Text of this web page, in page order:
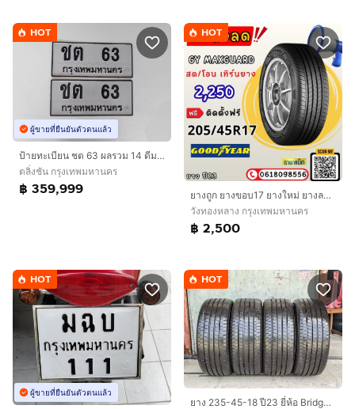
HOT
ผู้ขายที่ยืนยันตัวตนแล้ว
ป้ายทะเบียน ชต 63 ผลรวม 14 ดีมากเจ้าของขายเอง ป้ายทะเบียนสวย บวกได้ 9
ตลิ่งชัน กรุงเทพมหานคร
฿ 359,999
HOT
ยางถูก ยางขอบ17 ยางใหม่ ยางลาดพร้าว ราชาแม็ก
วังทองหลาง กรุงเทพมหานคร
฿ 2,500
HOT
ผู้ขายที่ยืนยันตัวตนแล้ว
HOT
ยาง 235-45-18 ปี23 ยี่ห้อ Bridgestone turanza t005a